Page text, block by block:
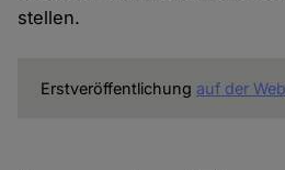
stellen.
Erstveröffentlichung auf der